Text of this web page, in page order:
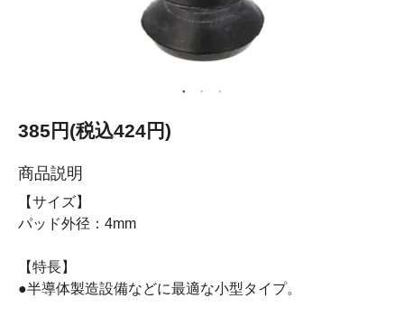
385円(税込424円)
商品説明
【サイズ】
パッド外径：4mm
【特長】
●半導体製造設備などに最適な小型タイプ。